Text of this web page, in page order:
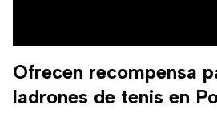
Ofrecen recompensa
ladrones de tenis en